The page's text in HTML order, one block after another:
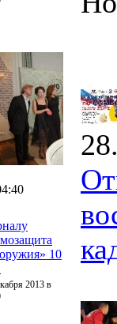
10
2013 в